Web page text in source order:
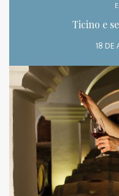
Ticino e
18 DE